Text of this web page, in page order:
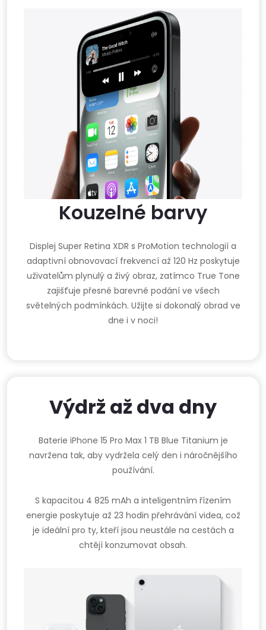
Kouzelné barvy
Displej Super Retina XDR s ProMotion technologií a
adaptivní obnovovací frekvencí až 120 Hz poskytuje
uživatelům plynulý a živý obraz, zatímco True Tone
zajišťuje přesné barevné podání ve všech
světelných podmínkách. Užijte si dokonalý obrad ve
dne i v noci!
Výdrž až dva dny
Baterie iPhone 15 Pro Max 1 TB Blue Titanium je
navržena tak, aby vydržela celý den i náročnějšího
používání.
S kapacitou 4 825 mAh a inteligentním řízením
energie poskytuje až 23 hodin přehrávání videa, což
je ideální pro ty, kteří jsou neustále na cestách a
chtějí konzumovat obsah.